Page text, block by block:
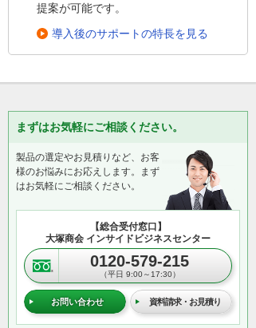
提案が可能です。
導入後のサポートの特長を見る
まずはお気軽にご相談ください。
製品の選定やお見積りなど、お客
様のお悩みにお応えします。まず
はお気軽にご相談ください。
【総合受付窓口】
大塚商会 インサイドビジネスセンター
0120-579-215
（平日 9:00～17:30）
お問い合わせ 資料請求・お見積り